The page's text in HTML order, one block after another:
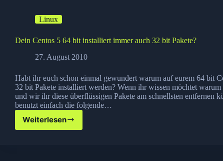
Linux
Dein Centos 5 64 bit installiert immer auch 32 bit Pakete?
27. August 2010
Habt ihr euch schon einmal gewundert warum auf eurem 64 bit
32 bit Pakete installiert werden? Wenn ihr wissen möchtet warum
und wir ihr diese überflüssigen Pakete am schnellsten entfernen
benutzt einfach die folgende…
Weiterlesen
Dein